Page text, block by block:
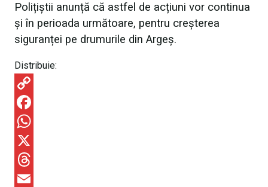
Polițiștii anunță că astfel de acțiuni vor continua
și în perioada următoare, pentru creșterea
siguranței pe drumurile din Argeș.
Distribuie:
C
o
p
y
L
F
a
c
e
W
h
a
X
T